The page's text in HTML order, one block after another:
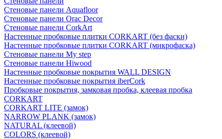
Стеновые панели Aquafloor
Стеновые панели Orac Decor
Стеновые панели CorkArt
Настенные пробковые плитки CORKART (без фаски)
Настенные пробковые плитки CORKART (микрофаска)
Стеновые панели My step
Стеновые панели Hiwood
Настенные пробковые покрытия WALL DESIGN
Настенные пробковые покрытия iberCork
Пробковые покрытия, замковая пробка, клеевая пробка
CORKART
CORKART LITE (замок)
NARROW PLANK (замок)
NATURAL (клеевой)
COLORS (клеевой)